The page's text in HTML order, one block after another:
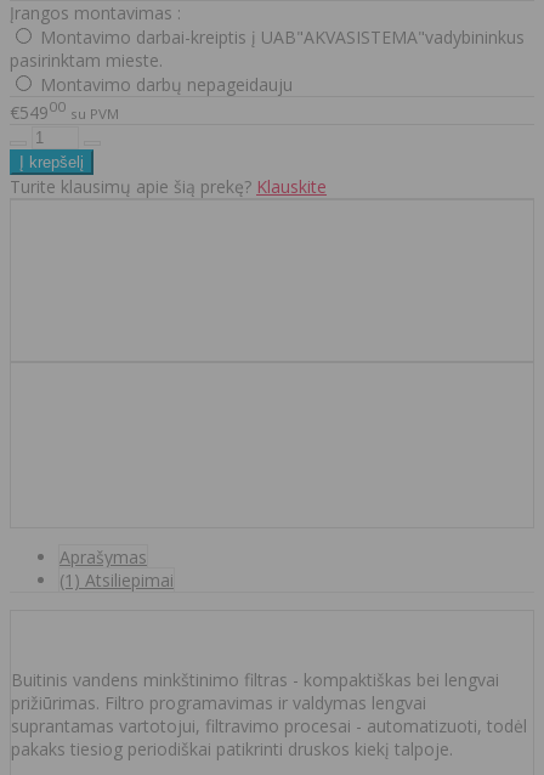
Įrangos montavimas :
Montavimo darbai-kreiptis į UAB"AKVASISTEMA"vadybininkus
pasirinktam mieste.
Montavimo darbų nepageidauju
€54900 su PVM
Turite klausimų apie šią prekę? Klauskite
Aprašymas
(1) Atsiliepimai
Buitinis vandens minkštinimo filtras - kompaktiškas bei lengvai
prižiūrimas. Filtro programavimas ir valdymas lengvai
suprantamas vartotojui, filtravimo procesai - automatizuoti, todėl
pakaks tiesiog periodiškai patikrinti druskos kiekį talpoje.